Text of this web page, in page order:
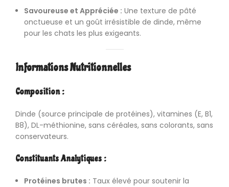
Savoureuse et Appréciée : Une texture de pâté
onctueuse et un goût irrésistible de dinde, même
pour les chats les plus exigeants.
Informations Nutritionnelles
Composition :
Dinde (source principale de protéines), vitamines (E, B1,
B8), DL-méthionine, sans céréales, sans colorants, sans
conservateurs.
Constituants Analytiques :
Protéines brutes : Taux élevé pour soutenir la